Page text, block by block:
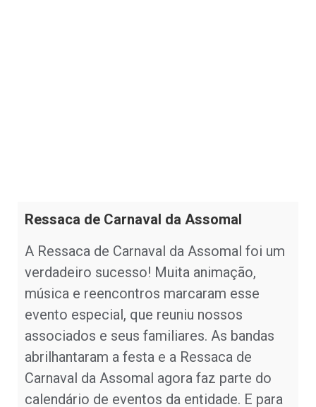
Ressaca de Carnaval da Assomal
A Ressaca de Carnaval da Assomal foi um
verdadeiro sucesso! Muita animação,
música e reencontros marcaram esse
evento especial, que reuniu nossos
associados e seus familiares. As bandas
abrilhantaram a festa e a Ressaca de
Carnaval da Assomal agora faz parte do
calendário de eventos da entidade. E para